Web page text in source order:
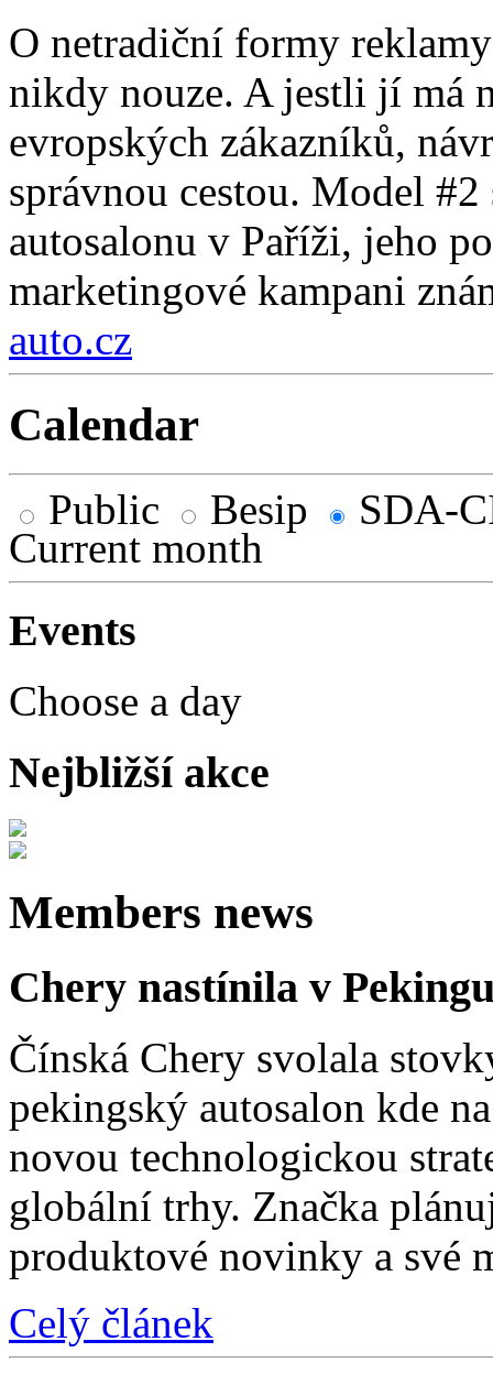
O netradiční formy
nikdy nouze. A jestli jí má
evropských zákazníků,
správnou cestou. Model
autosalonu v Paříži, jeho
marketingové kampani
auto.cz
Calendar
Public Besip
SDA-
Current month
Events
Choose a day
Nejbližší akce
Members news
Chery nastínila v
Čínská Chery svolala
pekingský autosalon kde
novou technologickou
globální trhy. Značka
produktové novinky a své
Celý článek